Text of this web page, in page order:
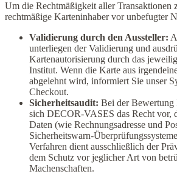
Um die Rechtmäßigkeit aller Transaktionen
rechtmäßige Karteninhaber vor unbefugter
Validierung durch den Aussteller:
unterliegen der Validierung und
Kartenautorisierung durch das
Institut. Wenn die Karte aus
abgelehnt wird, informiert Sie unser
Checkout.
Sicherheitsaudit: Bei der Bewertung
sich DECOR-VASES das Recht vor,
Daten (wie Rechnungsadresse und
Sicherheitswarn-
Verfahren dient ausschließlich der
dem Schutz vor jeglicher Art von
Machenschaften.